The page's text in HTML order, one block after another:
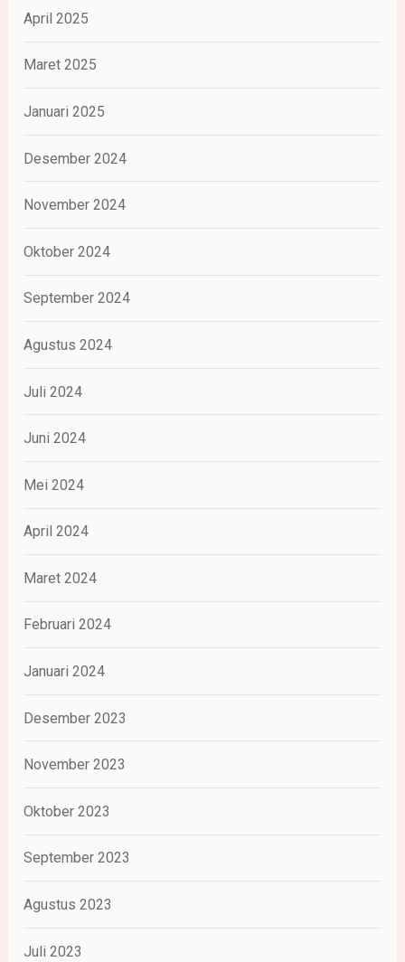
April 2025
Maret 2025
Januari 2025
Desember 2024
November 2024
Oktober 2024
September 2024
Agustus 2024
Juli 2024
Juni 2024
Mei 2024
April 2024
Maret 2024
Februari 2024
Januari 2024
Desember 2023
November 2023
Oktober 2023
September 2023
Agustus 2023
Juli 2023